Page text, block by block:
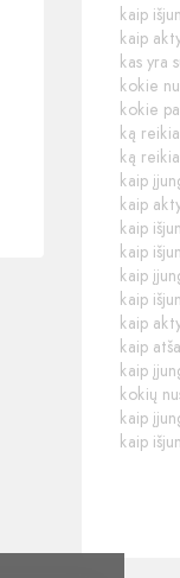
kaip
kaip
kas yra
kokie
kokie
ką
ką
kaip
kaip
kaip
kaip
kaip
kaip
kaip
kaip
kaip
kokių
kaip
kaip